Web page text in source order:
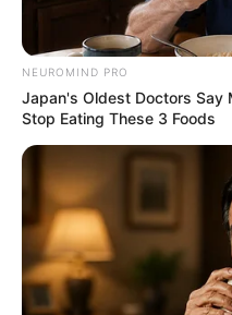
NEUROMIND PRO
Japan's Oldest Doctors Say
Stop Eating These 3 Foods